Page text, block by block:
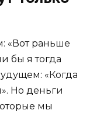
«Вот раньше
бы я тогда
«Когда
Но деньги
мы